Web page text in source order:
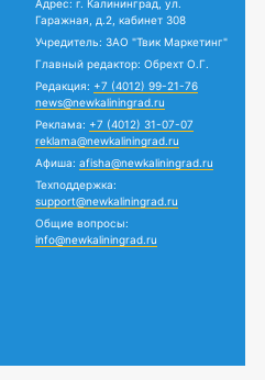
Адрес: г. Калининград, ул.
Гаражная, д.2, кабинет 308
Учредитель: ЗАО "Твик Маркетинг"
Главный редактор: Обрехт О.Г.
Редакция: +7 (4012) 99-21-76
news@newkaliningrad.ru
Реклама: +7 (4012) 31-07-07
reklama@newkaliningrad.ru
Афиша: afisha@newkaliningrad.ru
Техподдержка:
support@newkaliningrad.ru
Общие вопросы:
info@newkaliningrad.ru